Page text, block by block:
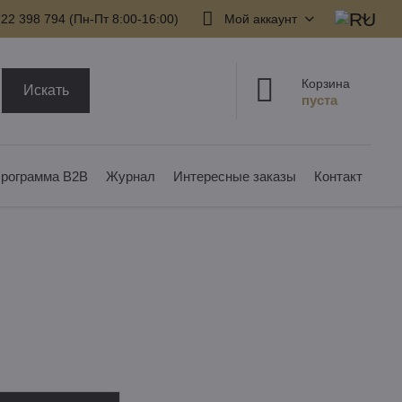
398 794​ (Пн-Пт 8:00-16:00) Мой аккаунт
Искать Корзина
B2B Журнал Интересные заказы Контакт